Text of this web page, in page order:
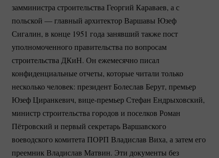
замминистра строительства Георгий Караваев, а с
польской — главный архитектор Варшавы Юзеф
Сигалин, в конце 1951 года занявший также пост
уполномоченного правительства по вопросам
строительства ДКиН. Он ежемесячно писал
конфиденциальные отчеты, которые читали только
несколько человек: президент Болеслав Берут, премьер
Юзеф Циранкевич, вице-премьерСтефан Ендрыховский,
министр строительства городов и поселков Роман
Пётровский и первый секретарь Варшавского
воеводского комитета ПОРП Владислав Виха, а затем его
преемник Владислав Матвин. Эти документы без